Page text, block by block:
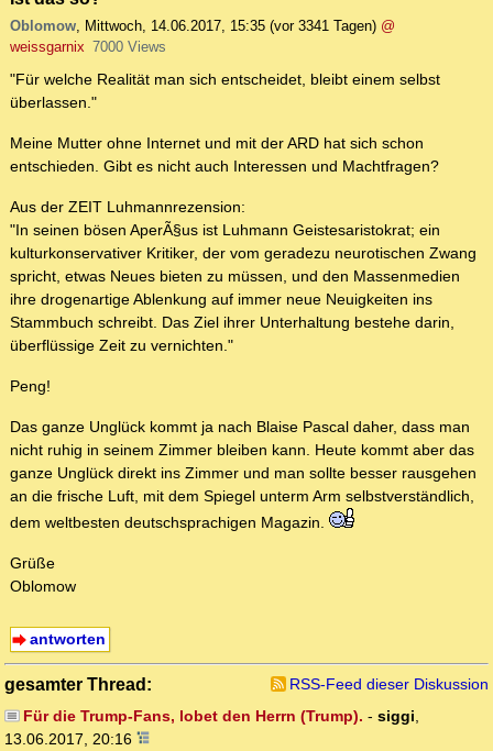
Oblomow, Mittwoch, 14.06.2017, 15:35 (vor 3341 Tagen) @
weissgarnix 7000 Views
"Für welche Realität man sich entscheidet, bleibt einem selbst
überlassen."
Meine Mutter ohne Internet und mit der ARD hat sich schon
entschieden. Gibt es nicht auch Interessen und Machtfragen?
Aus der ZEIT Luhmannrezension:
"In seinen bösen AperÃ§us ist Luhmann Geistesaristokrat; ein
kulturkonservativer Kritiker, der vom geradezu neurotischen Zwang
spricht, etwas Neues bieten zu müssen, und den Massenmedien
ihre drogenartige Ablenkung auf immer neue Neuigkeiten ins
Stammbuch schreibt. Das Ziel ihrer Unterhaltung bestehe darin,
überflüssige Zeit zu vernichten."
Peng!
Das ganze Unglück kommt ja nach Blaise Pascal daher, dass man
nicht ruhig in seinem Zimmer bleiben kann. Heute kommt aber das
ganze Unglück direkt ins Zimmer und man sollte besser rausgehen
an die frische Luft, mit dem Spiegel unterm Arm selbstverständlich,
dem weltbesten deutschsprachigen Magazin.
Grüße
Oblomow
antworten
gesamter Thread:
RSS-Feed dieser Diskussion
Für die Trump-Fans, lobet den Herrn (Trump). - siggi,
13.06.2017, 20:16